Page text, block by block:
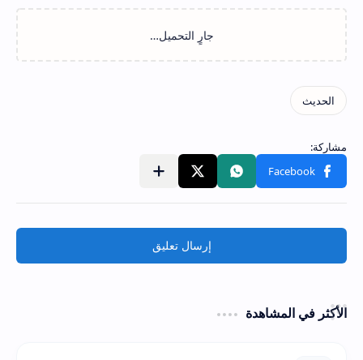
إرسال تعليق
الأكثر في المشاهدة